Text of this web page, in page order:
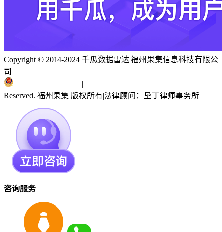
Copyright © 2014-2024 千瓜数据雷达|福州果集信息科技有限公
司
|
Reserved. 福州果集 版权所有|法律顾问：垦丁律师事务所
咨询服务